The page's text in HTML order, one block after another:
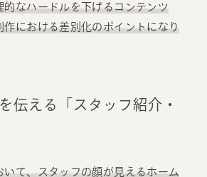
的なハードルを下げるコンテンツ
作における差別化のポイントになり
伝える「スタッフ紹介・
いて、スタッフの顔が見えるホーム